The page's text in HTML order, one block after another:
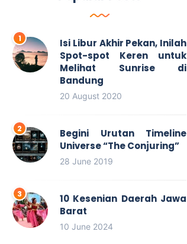
Isi Libur Akhir Pekan, Inilah
Spot-spot Keren untuk
Melihat Sunrise di
Bandung
20 August 2020
Begini Urutan Timeline
Universe “The Conjuring”
28 June 2019
10 Kesenian Daerah Jawa
Barat
10 June 2024